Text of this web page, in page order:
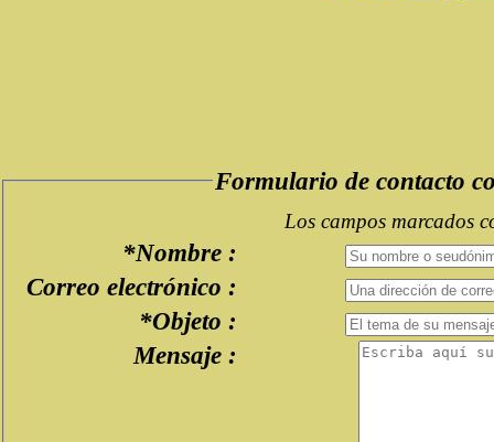
Formulario de contacto
Los campos marcados
*Nombre :
Correo electrónico :
*Objeto :
Mensaje :